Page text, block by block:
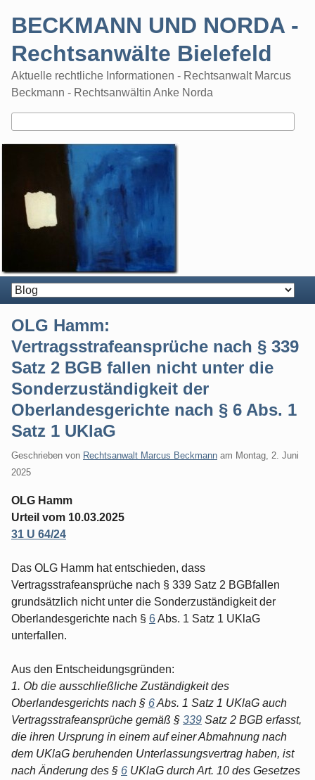
BECKMANN UND NORDA -
Rechtsanwälte Bielefeld
Aktuelle rechtliche Informationen - Rechtsanwalt Marcus
Beckmann - Rechtsanwältin Anke Norda
OLG Hamm:
Vertragsstrafeansprüche nach § 339
Satz 2 BGB fallen nicht unter die
Sonderzuständigkeit der
Oberlandesgerichte nach § 6 Abs. 1
Satz 1 UKlaG
Geschrieben von Rechtsanwalt Marcus Beckmann am Montag, 2. Juni
2025
OLG Hamm
Urteil vom 10.03.2025
31 U 64/24
Das OLG Hamm hat entschieden, dass
Vertragsstrafeansprüche nach § 339 Satz 2 BGBfallen
grundsätzlich nicht unter die Sonderzuständigkeit der
Oberlandesgerichte nach § 6Abs. 1 Satz 1 UKlaG
unterfallen.
Aus den Entscheidungsgründen:
1. Ob die ausschließliche Zuständigkeit des
Oberlandesgerichts nach § 6Abs. 1 Satz 1 UKlaG auch
Vertragsstrafeansprüche gemäß § 339 Satz 2 BGB erfasst,
die ihren Ursprung in einem auf einer Abmahnung nach
dem UKlaG beruhenden Unterlassungsvertrag haben, ist
nach Änderung des § 6 UKlaG durch Art. 10 des Gesetzes